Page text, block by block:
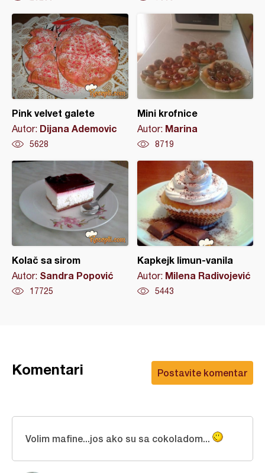
Pink velvet galete
Autor: Dijana Ademovic
5628
Mini krofnice
Autor: Marina
8719
Kolač sa sirom
Autor: Sandra Popović
17725
Kapkejk limun-vanila
Autor: Milena Radivojević
5443
Postavite komentar
Komentari
Volim mafine...jos ako su sa cokoladom...